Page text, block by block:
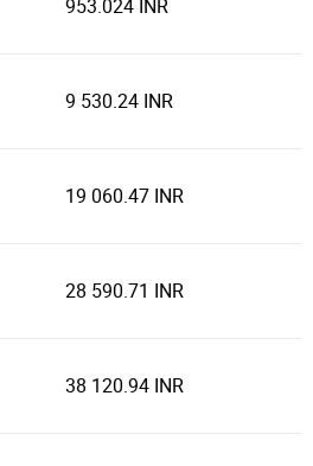
953.024 INR
9 530.24 INR
19 060.47 INR
28 590.71 INR
38 120.94 INR